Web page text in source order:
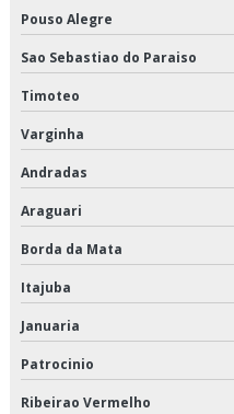
Empresa de transporte
Empresa de transporte
Empresa que transporta
Empresa que transporta
Empresa transportadora de
Empresa transportadora de
Empresas de armazenagem e
Empresas de cross docking
Pouso Alegre
Sao Sebastiao do Paraiso
Timoteo
Varginha
Andradas
Araguari
Borda da Mata
Itajuba
Januaria
Patrocinio
Ribeirao Vermelho